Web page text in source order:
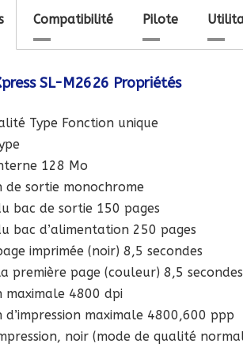
Compatibilité Pilote
SL-M2626 Propriétés
Type Fonction unique
128 Mo
de sortie monochrome
bac de sortie 150 pages
bac d’alimentation 250 pages
imprimée (noir) 8,5 secondes
première page (couleur) 8,5 secondes
maximale 4800 dpi
d’impression maximale 4800,600 ppp
noir (mode de qualité